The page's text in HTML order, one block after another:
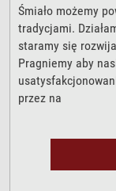
Śmiało możemy
tradycjami.
staramy się
Pragniemy aby
przez na